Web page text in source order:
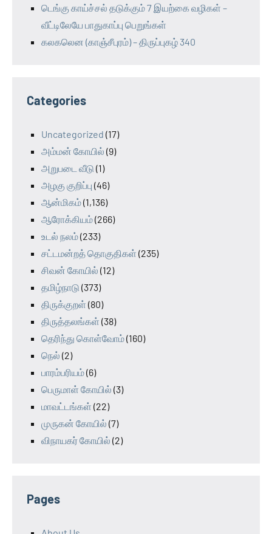
டெங்கு காய்ச்சல் தடுக்கும் 7 இயற்கை வழிகள் –
வீட்டிலேயே பாதுகாப்பு பெறுங்கள்
கலகலென (காஞ்சீபுரம்) – திருப்புகழ் 340
Categories
Uncategorized (17)
அம்மன் கோயில் (9)
அறுபடை வீடு (1)
அழகு குறிப்பு (46)
ஆன்மிகம்(1,136)
ஆரோக்கியம்(266)
உடல் நலம்(233)
சட்டமன்றத் தொகுதிகள் (235)
சிவன் கோயில் (12)
தமிழ்நாடு (373)
திருக்குறள் (80)
திருத்தலங்கள் (38)
தெரிந்து கொள்வோம்(160)
நெல் (2)
பாரம்பரியம்(6)
பெருமாள் கோயில் (3)
மாவட்டங்கள் (22)
முருகன் கோயில் (7)
விநாயகர் கோயில் (2)
Pages